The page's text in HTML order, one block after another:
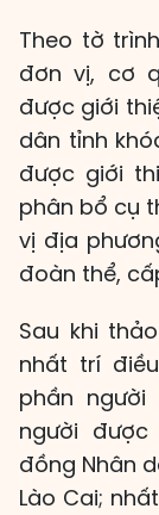
Theo tờ
đơn vị, cơ
được giới
dân tỉnh
được giới
phân bổ cụ
vị địa
đoàn thể,
Sau khi
nhất trí
phần
người
đồng Nhân
Lào Cai;